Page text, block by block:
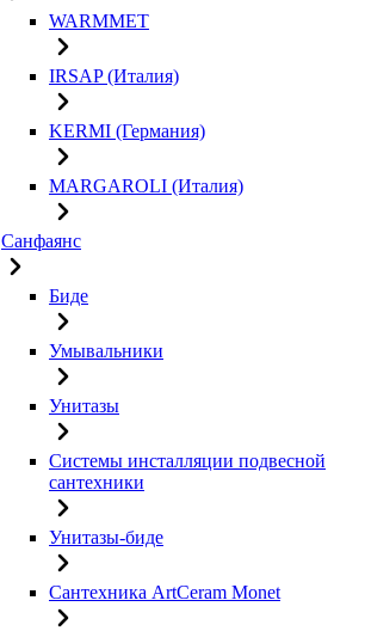
WARMMET
IRSAP (Италия)
KERMI (Германия)
MARGAROLI (Италия)
Санфаянс
Биде
Умывальники
Унитазы
Системы инсталляции подвесной
сантехники
Унитазы-биде
Сантехника ArtCeram Monet